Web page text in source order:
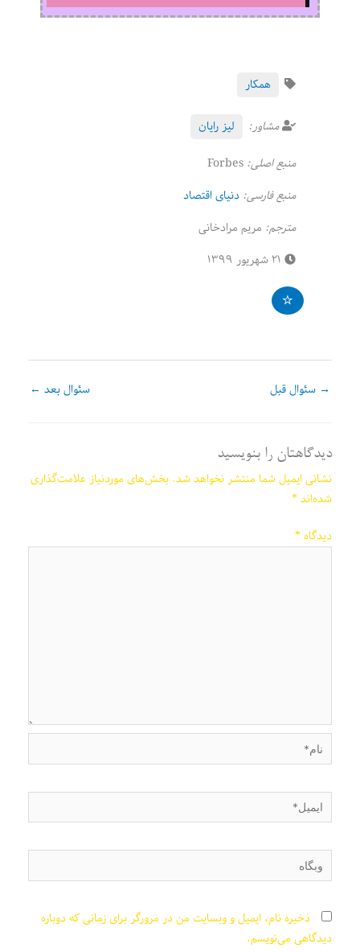
همکار
مشاور:
لیز رایان
منبع اصلی: Forbes
منبع فارسی: دنیای اقتصاد
مترجم: مریم مرادخانی
→ سئوال قبل سئوال بعد ←
دیدگاهتان را بنویسید
نشانی ایمیل شما منتشر نخواهد شد. بخش‌های موردنیاز علامت‌گذاری
شده‌اند*
دیدگاه*
نام*
ایمیل*
وبگاه
ذخیره نام، ایمیل و وبسایت من در مرورگر برای زمانی که دوباره
دیدگاهی می‌نویسم.